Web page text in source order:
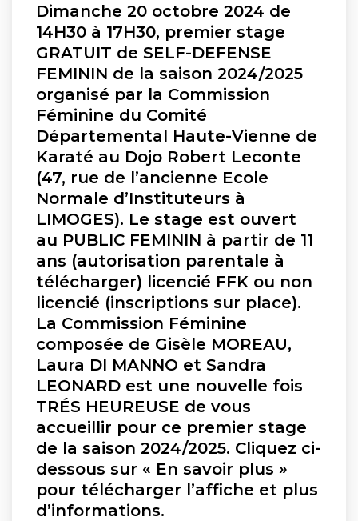
Dimanche 20 octobre 2024 de
14H30 à 17H30, premier stage
GRATUIT de SELF-DEFENSE
FEMININ de la saison 2024/2025
organisé par la Commission
Féminine du Comité
Départemental Haute-Vienne de
Karaté au Dojo Robert Leconte
(47, rue de l’ancienne Ecole
Normale d’Instituteurs à
LIMOGES). Le stage est ouvert
au PUBLIC FEMININ à partir de 11
ans (autorisation parentale à
télécharger) licencié FFK ou non
licencié (inscriptions sur place).
La Commission Féminine
composée de Gisèle MOREAU,
Laura DI MANNO et Sandra
LEONARD est une nouvelle fois
TRÉS HEUREUSE de vous
accueillir pour ce premier stage
de la saison 2024/2025. Cliquez ci-
dessous sur « En savoir plus »
pour télécharger l’affiche et plus
d’informations.